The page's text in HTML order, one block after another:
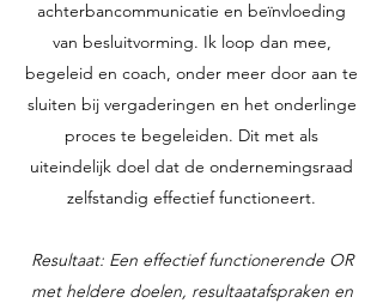
achterbancommunicatie en beïnvloeding
van besluitvorming. Ik loop dan mee,
begeleid en coach, onder meer door aan te
sluiten bij vergaderingen en het onderlinge
proces te begeleiden. Dit met als
uiteindelijk doel dat de ondernemingsraad
zelfstandig effectief functioneert.
Resultaat: Een effectief functionerende OR
met heldere doelen, resultaatafspraken en